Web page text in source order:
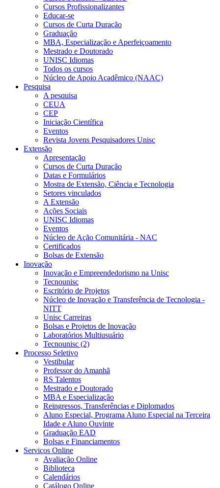
Cursos Profissionalizantes
Educar-se
Cursos de Curta Duração
Graduação
MBA, Especialização e Aperfeiçoamento
Mestrado e Doutorado
UNISC Idiomas
Todos os cursos
Núcleo de Apoio Acadêmico (NAAC)
Pesquisa
A pesquisa
CEUA
CEP
Iniciação Científica
Eventos
Revista Jovens Pesquisadores Unisc
Extensão
Apresentação
Cursos de Curta Duração
Datas e Formulários
Mostra de Extensão, Ciência e Tecnologia
Setores vinculados
A Extensão
Ações Sociais
UNISC Idiomas
Eventos
Núcleo de Ação Comunitária - NAC
Certificados
Bolsas de Extensão
Inovação
Inovação e Empreendedorismo na Unisc
Tecnounisc
Escritório de Projetos
Núcleo de Inovação e Transferência de Tecnologia -
NITT
Unisc Carreiras
Bolsas e Projetos de Inovação
Laboratórios Multiusuário
Tecnounisc (2)
Processo Seletivo
Vestibular
Professor do Amanhã
RS Talentos
Mestrado e Doutorado
MBA e Especialização
Reingressos, Transferências e Diplomados
Aluno Especial, Programa Aluno Especial na Terceira
Idade e Aluno Ouvinte
Graduação EAD
Bolsas e Financiamentos
Serviços Online
Avaliação Online
Biblioteca
Calendários
Catálogo Online